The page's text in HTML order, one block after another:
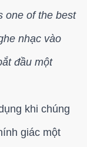
one of the best
nhạc vào
đầu một
khi chúng
giác một